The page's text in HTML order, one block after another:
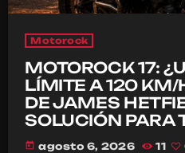
Motorock
MOTOROCK 17:
LÍMITE A 120 KM/
DE JAMES
SOLUCIÓN PARA
today agosto 6, 2026 11